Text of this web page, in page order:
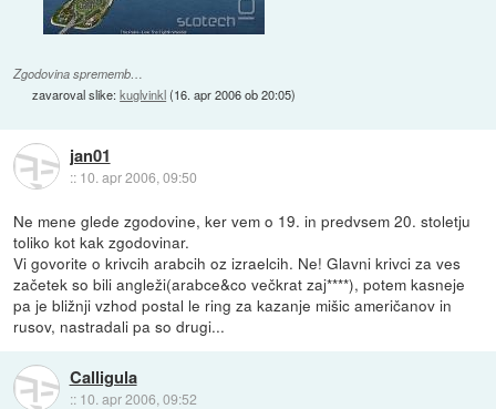
Zgodovina sprememb…
zavaroval slike:kuglvinkl(16. apr 2006 ob 20:05)
jan01
:: 10. apr 2006, 09:50
Ne mene glede zgodovine, ker vem o 19. in predvsem 20. stoletju
toliko kot kak zgodovinar.
Vi govorite o krivcih arabcih oz izraelcih. Ne! Glavni krivci za ves
začetek so bili angleži(arabce&co večkrat zaj****), potem kasneje
pa je bližnji vzhod postal le ring za kazanje mišic američanov in
rusov, nastradali pa so drugi...
Calligula
:: 10. apr 2006, 09:52